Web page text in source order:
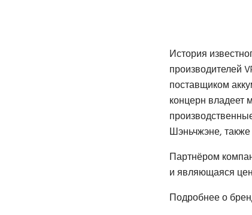
История
производителей
поставщиком
концерн владеет
Шэньчжэне,
Партнёром
и являющаяся
Подробнее о